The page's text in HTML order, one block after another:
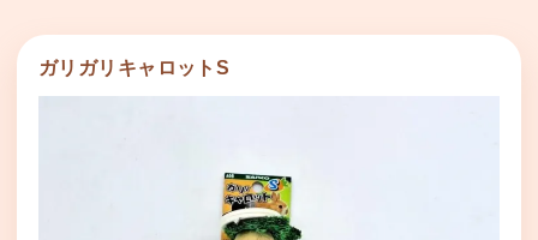
ガリガリキャロットS